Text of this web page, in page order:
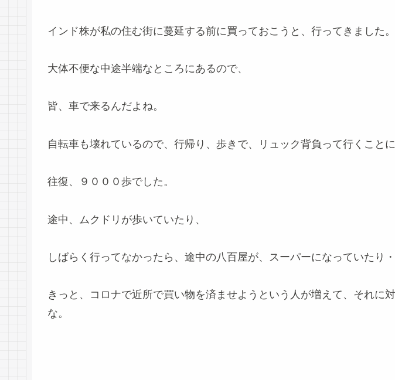
インド株が私の住む街に蔓延する前に買っておこうと、行ってきました。
大体不便な中途半端なところにあるので、
皆、車で来るんだよね。
自転車も壊れているので、行帰り、歩きで、リュック背負って行くことに
往復、９０００歩でした。
途中、ムクドリが歩いていたり、
しばらく行ってなかったら、途中の八百屋が、スーパーになっていたり・
きっと、コロナで近所で買い物を済ませようという人が増えて、それに
な。